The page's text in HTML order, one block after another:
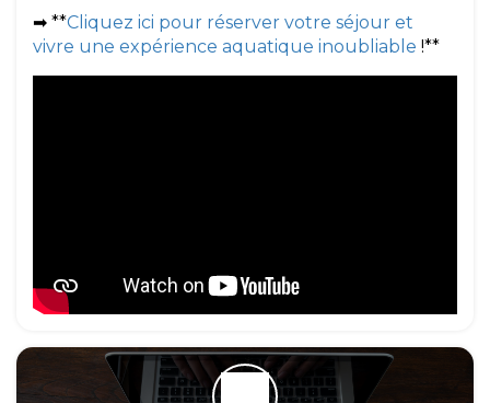
➡ **Cliquez ici pour réserver votre séjour et
vivre une expérience aquatique inoubliable !**